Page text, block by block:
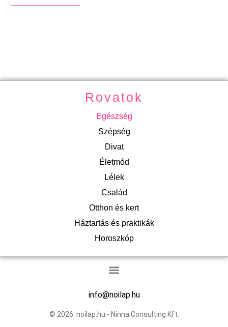
Rovatok
Egészség
Szépség
Divat
Életmód
Lélek
Család
Otthon és kert
Háztartás és praktikák
Horoszkóp
info@noilap.hu
© 2026. noilap.hu - Ninna Consulting Kft.